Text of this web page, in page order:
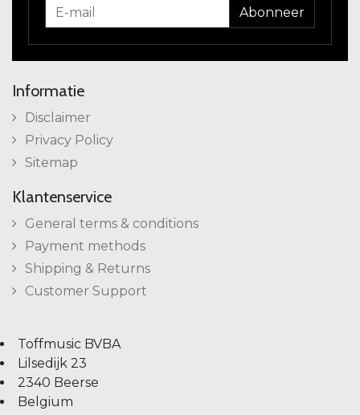
Abonneer
Informatie
Disclaimer
Privacy Policy
Sitemap
Klantenservice
General terms & conditions
Payment methods
Shipping & Returns
Customer Support
Toffmusic BVBA
Lilsedijk 23
2340 Beerse
Belgium